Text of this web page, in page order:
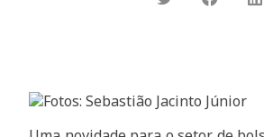
Fotos: Sebastião Jacinto Júnior